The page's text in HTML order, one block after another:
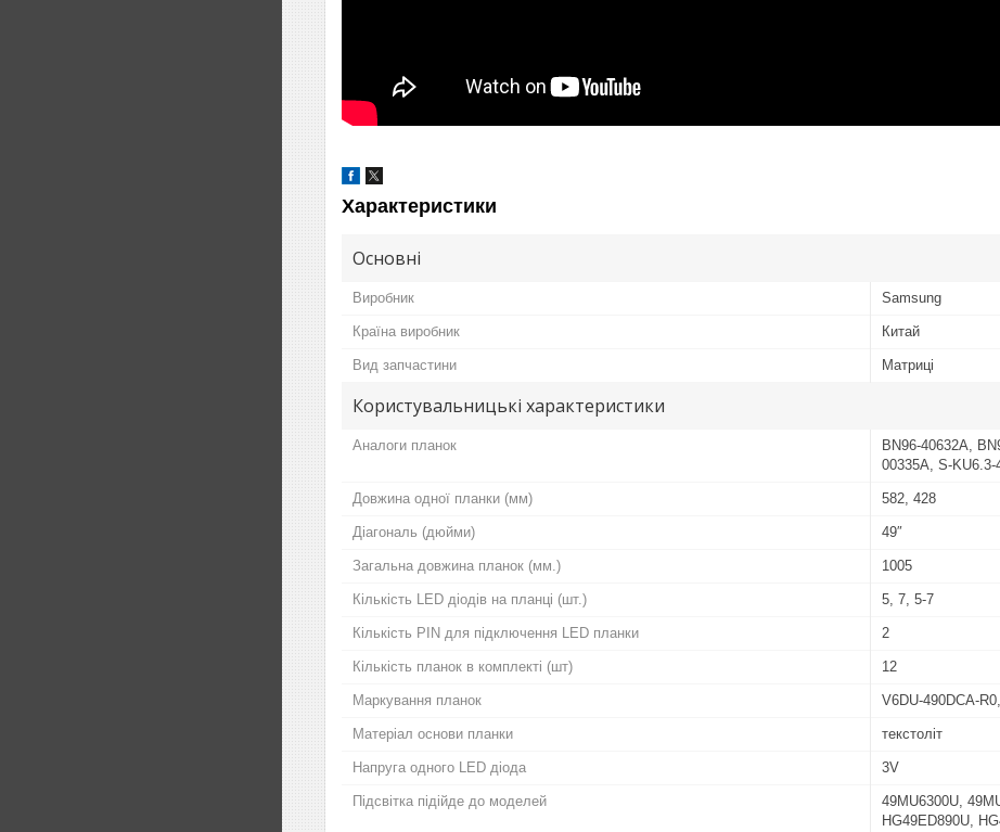
Характеристики
Основні
Виробник Samsung
Країна виробник Китай
Вид запчастини Матриці
Користувальницькі характеристики
Аналоги планок
BN96-40632A,
00335A, S-KU6.3-
Довжина одної планки (мм) 582, 428
Діагональ (дюйми) 49″
Загальна довжина планок (мм.) 1005
Кількість LED діодів на планці (шт.) 5, 7, 5-7
Кількість PIN для підключення LED планки 2
Кількість планок в комплекті (шт) 12
Маркування планок V6DU-490DCA-
Матеріал основи планки текстоліт
Напруга одного LED діода 3V
Підсвітка підійде до моделей
49MU6300U,
HG49ED890U,